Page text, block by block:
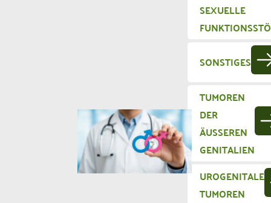
SEXUELLE
SONSTIGES
TUMOREN
DER
ÄUSSEREN G
ENITALIEN
UROGENITALE
TUMOREN